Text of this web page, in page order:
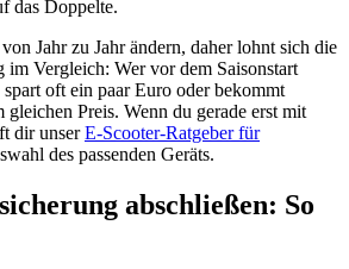
das Doppelte.
Jahr zu Jahr ändern, daher lohnt sich die
im Vergleich: Wer vor dem Saisonstart
oft ein paar Euro oder bekommt
gleichen Preis. Wenn du gerade erst mit
dir unserE-Scooter-Ratgeber für
des passenden Geräts.
abschließen: So